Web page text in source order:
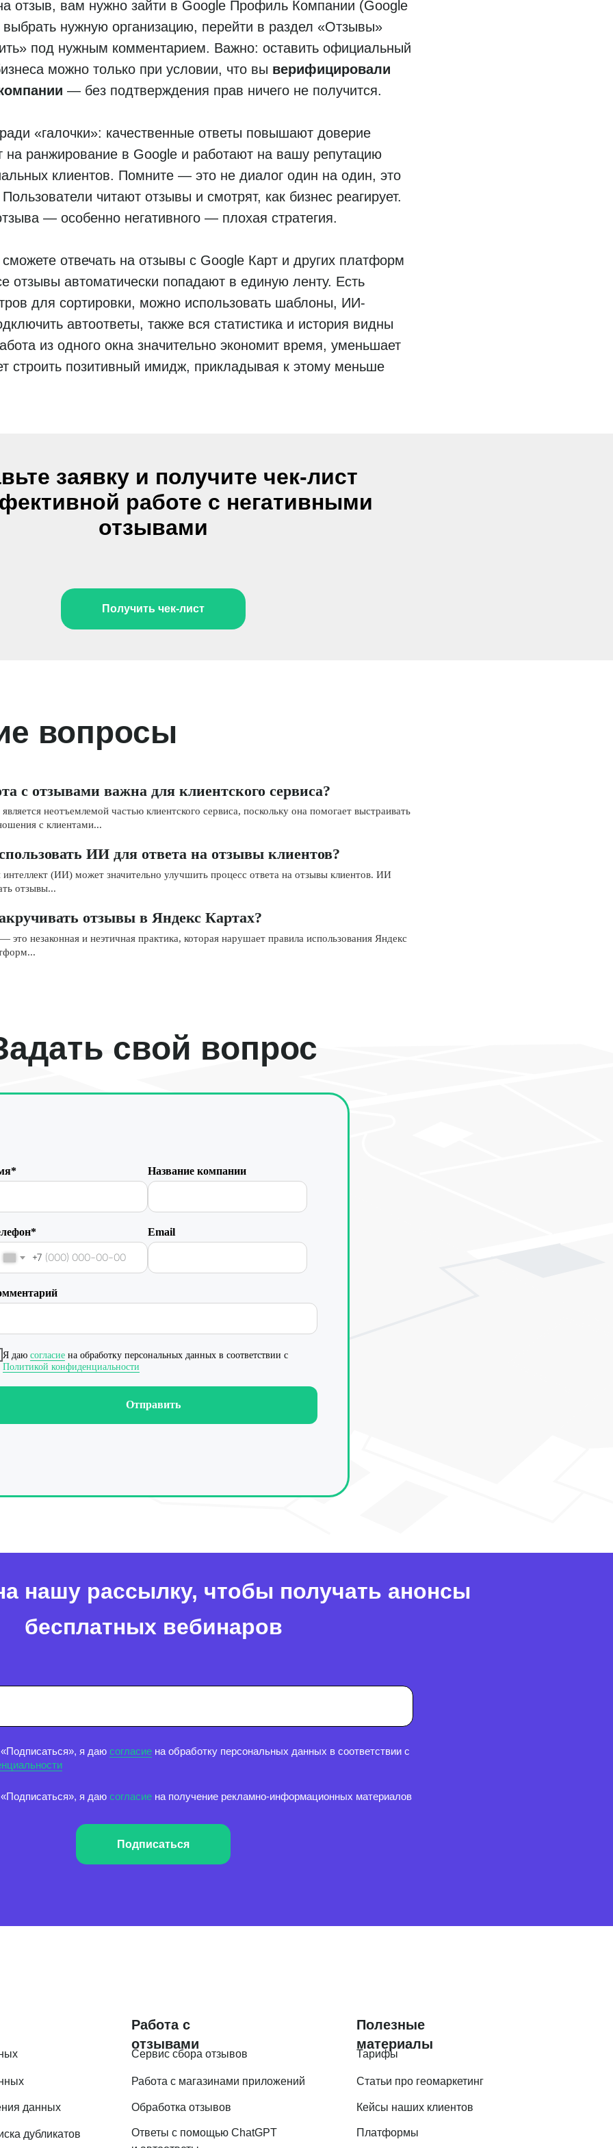
отзыв, вам нужно зайти в Google Профиль Компании (Google
нужную организацию, перейти в раздел «Отзывы»
под нужным комментарием. Важно: оставить официальный
можно только при условии, что вы верифицировали
— без подтверждения прав ничего не получится.
«галочки»: качественные ответы повышают доверие
на ранжирование в Google и работают на вашу репутацию
клиентов. Помните — это не диалог один на один, это
читают отзывы и смотрят, как бизнес реагирует.
— особенно негативного — плохая стратегия.
отвечать на отзывы с Google Карт и других платформ
отзывы автоматически попадают в единую ленту. Есть
для сортировки, можно использовать шаблоны, ИИ-
автоответы, также вся статистика и история видны
из одного окна значительно экономит время, уменьшает
строить позитивный имидж, прикладывая к этому меньше
заявку и получите чек-лист
работе с негативными
отзывами
Получить чек-лист
вопросы
с отзывами важна для клиентского сервиса?
неотъемлемой частью клиентского сервиса, поскольку она помогает выстраивать
с клиентами...
ИИ для ответа на отзывы клиентов?
интеллект (ИИ) может значительно улучшить процесс ответа на отзывы клиентов. ИИ
отзывы...
отзывы в Яндекс Картах?
это незаконная и неэтичная практика, которая нарушает правила использования Яндекс
свой вопрос
Название компании
+7
Email
Я даю согласиена обработку персональных данных в соответствии с
Политикой конфиденциальности
Отправить
нашу рассылку, чтобы получать анонсы
бесплатных вебинаров
я даю согласие на обработку персональных данных в соответствии с
я даю согласие на получение рекламно-информационных материалов
Подписаться
данных
дубликатов
Работа с
отзывами
Сервис сбора отзывов
Работа с магазинами приложений
Обработка отзывов
Ответы с помощью ChatGPT
Полезные
материалы
Тарифы
Статьи про геомаркетинг
Кейсы наших клиентов
Платформы